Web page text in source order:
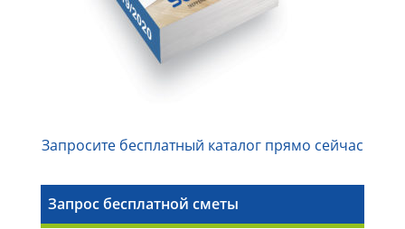
Запросите бесплатный каталог прямо сейчас
Запрос бесплатной сметы